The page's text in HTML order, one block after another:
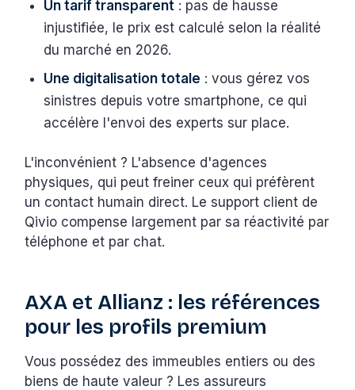
Un tarif transparent : pas de hausse
injustifiée, le prix est calculé selon la réalité
du marché en 2026.
Une digitalisation totale : vous gérez vos
sinistres depuis votre smartphone, ce qui
accélère l'envoi des experts sur place.
L'inconvénient ? L'absence d'agences
physiques, qui peut freiner ceux qui préfèrent
un contact humain direct. Le support client de
Qivio compense largement par sa réactivité par
téléphone et par chat.
AXA et Allianz : les références
pour les profils premium
Vous possédez des immeubles entiers ou des
biens de haute valeur ? Les assureurs